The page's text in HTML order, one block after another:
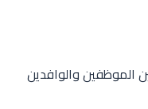
الموظفين والوافدين